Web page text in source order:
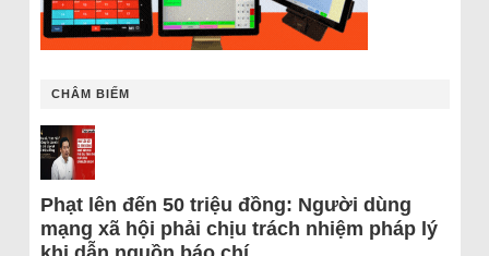
CHÂM BIẾM
Phạt lên đến 50 triệu đồng: Người dùng
mạng xã hội phải chịu trách nhiệm pháp lý